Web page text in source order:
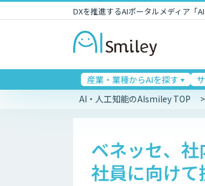
DXを推進するAIポータルメディア「
産業・業種からAIを探す
AI・人工知能のAIsmiley TOP
ベネッセ、
社員に向け